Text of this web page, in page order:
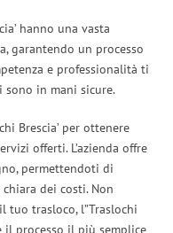
hanno una vasta
garantendo un processo
e professionalità ti
in mani sicure.
Brescia’ per ottenere
offerti. L’azienda offre
permettendoti di
dei costi. Non
tuo trasloco, l”Traslochi
il processo il più semplice